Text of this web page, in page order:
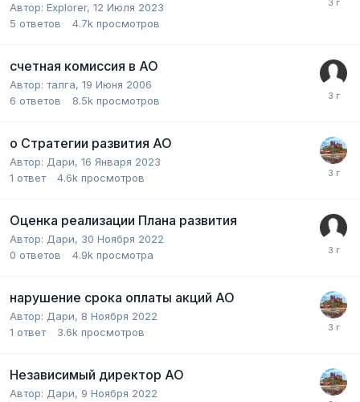
Автор: Explorer, 12 Июля 2023
5 ответов 4.7k просмотров
счетная комиссия в АО
Автор: талга, 19 Июня 2006
6 ответов 8.5k просмотров
о Стратегии развития АО
Автор: Дари, 16 Января 2023
1 ответ 4.6k просмотров
Оценка реализации Плана развития
Автор: Дари, 30 Ноября 2022
0 ответов 4.9k просмотра
нарушение срока оплаты акций АО
Автор: Дари, 8 Ноября 2022
1 ответ 3.6k просмотров
Независимый директор АО
Автор: Дари, 9 Ноября 2022